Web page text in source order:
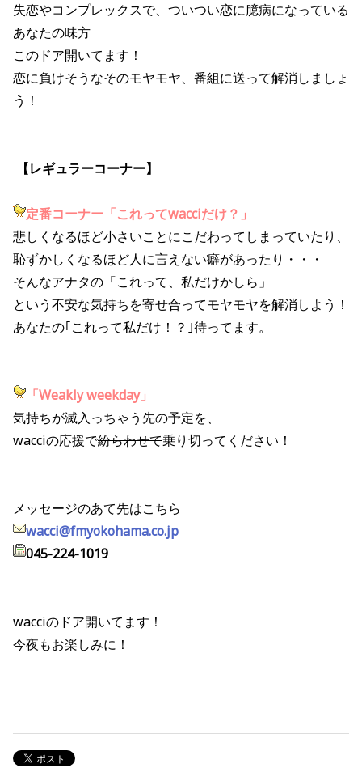
失恋やコンプレックスで、ついつい恋に臆病になっている
あなたの味方
このドア開いてます！
恋に負けそうなそのモヤモヤ、番組に送って解消しましょ
う！
【レギュラーコーナー】
定番コーナー「これってwacciだけ？」
悲しくなるほど小さいことにこだわってしまっていたり、
恥ずかしくなるほど人に言えない癖があったり・・・
そんなアナタの「これって、私だけかしら」
という不安な気持ちを寄せ合ってモヤモヤを解消しよう！
あなたの｢これって私だけ！？｣待ってます。
「Weakly weekday」
気持ちが滅入っちゃう先の予定を、
wacciの応援で紛らわせて乗り切ってください！
メッセージのあて先はこちら
wacci@fmyokohama.co.jp
045-224-1019
wacciのドア開いてます！
今夜もお楽しみに！